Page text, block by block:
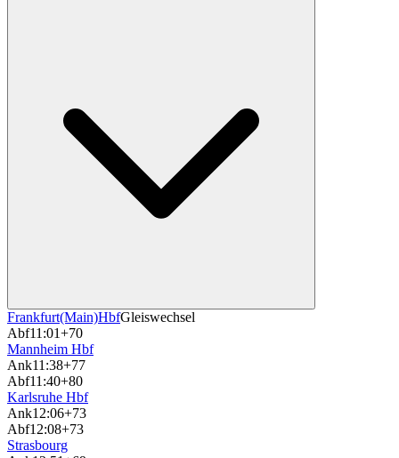
Frankfurt(Main)HbfGleiswechsel
Abf11:01+70
Mannheim Hbf
Ank11:38+77
Abf11:40+80
Karlsruhe Hbf
Ank12:06+73
Abf12:08+73
Strasbourg